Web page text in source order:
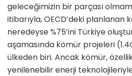
geleceğimizin bir parçası
itibarıyla, OECD’deki planlanan
neredeyse %75’ini Türkiye
aşamasında kömür projeleri
ülkeden biri. Ancak kömür,
yenilenebilir enerji teknolojileriyle